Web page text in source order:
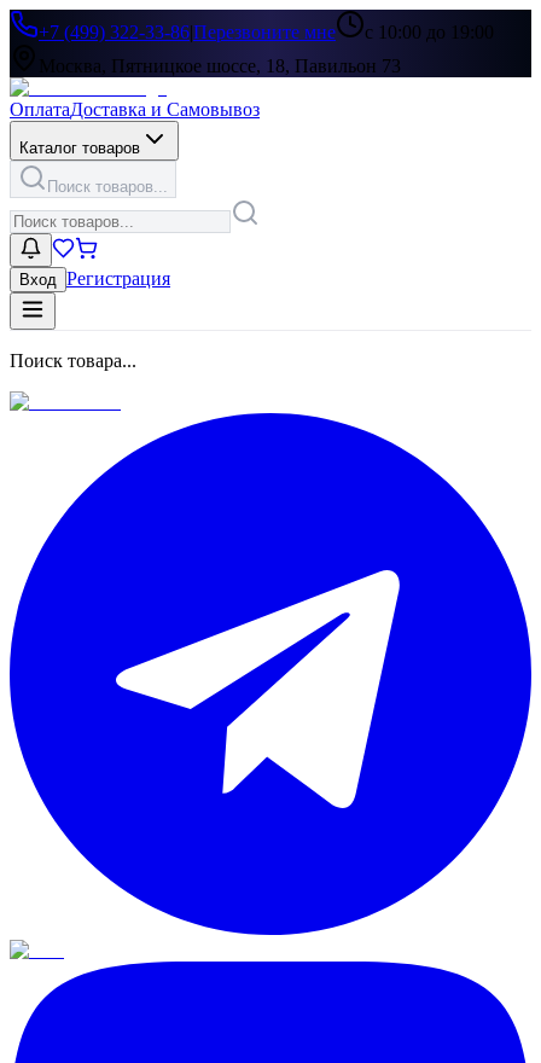
+7 (499) 322-33-86|Перезвоните мне
с 10:00 до 19:00
Москва, Пятницкое шоссе, 18, Павильон 73
ОплатаДоставка и Самовывоз
Каталог товаров
Поиск товаров...
Вход Регистрация
Поиск товара...